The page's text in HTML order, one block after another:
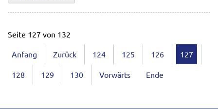
Seite 127 von 132
Anfang Zurück 124 125 126 127
128 129 130 Vorwärts Ende